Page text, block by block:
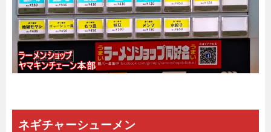
ネギチャーシューメン